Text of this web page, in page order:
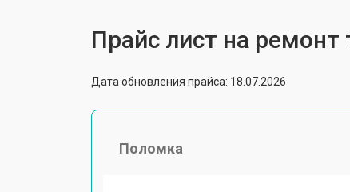
Прайс лист на ремонт
Дата обновления прайса: 18.07.2026
Поломка